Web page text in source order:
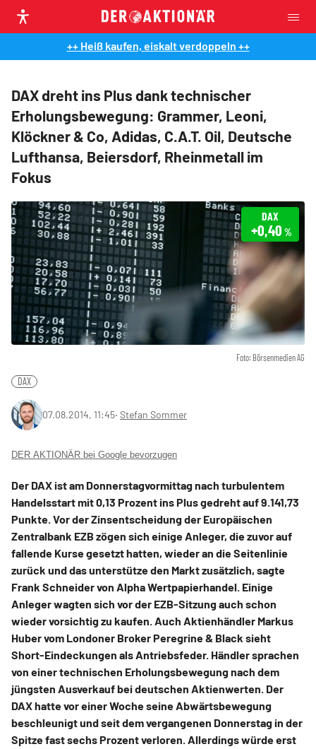
++ Heiß kaufen, eiskalt verdoppeln ++
DAX dreht ins Plus dank technischer
Erholungsbewegung: Grammer, Leoni,
Klöckner & Co, Adidas, C.A.T. Oil, Deutsche
Lufthansa, Beiersdorf, Rheinmetall im
Fokus
Foto: Börsenmedien AG
DAX
+0,40 %
DAX
07.08.2014, 11:45‧ Stefan Sommer
DER AKTIONÄR bei Google bevorzugen
Der DAX ist am Donnerstagvormittag nach turbulentem
Handelsstart mit 0,13 Prozent ins Plus gedreht auf 9.141,73
Punkte. Vor der Zinsentscheidung der Europäischen
Zentralbank EZB zögen sich einige Anleger, die zuvor auf
fallende Kurse gesetzt hatten, wieder an die Seitenlinie
zurück und das unterstütze den Markt zusätzlich, sagte
Frank Schneider von Alpha Wertpapierhandel. Einige
Anleger wagten sich vor der EZB-Sitzung auch schon
wieder vorsichtig zu kaufen. Auch Aktienhändler Markus
Huber vom Londoner Broker Peregrine & Black sieht
Short-Eindeckungen als Antriebsfeder. Händler sprachen
von einer technischen Erholungsbewegung nach dem
jüngsten Ausverkauf bei deutschen Aktienwerten. Der
DAX hatte vor einer Woche seine Abwärtsbewegung
beschleunigt und seit dem vergangenen Donnerstag in der
Spitze fast sechs Prozent verloren. Allerdings würde erst